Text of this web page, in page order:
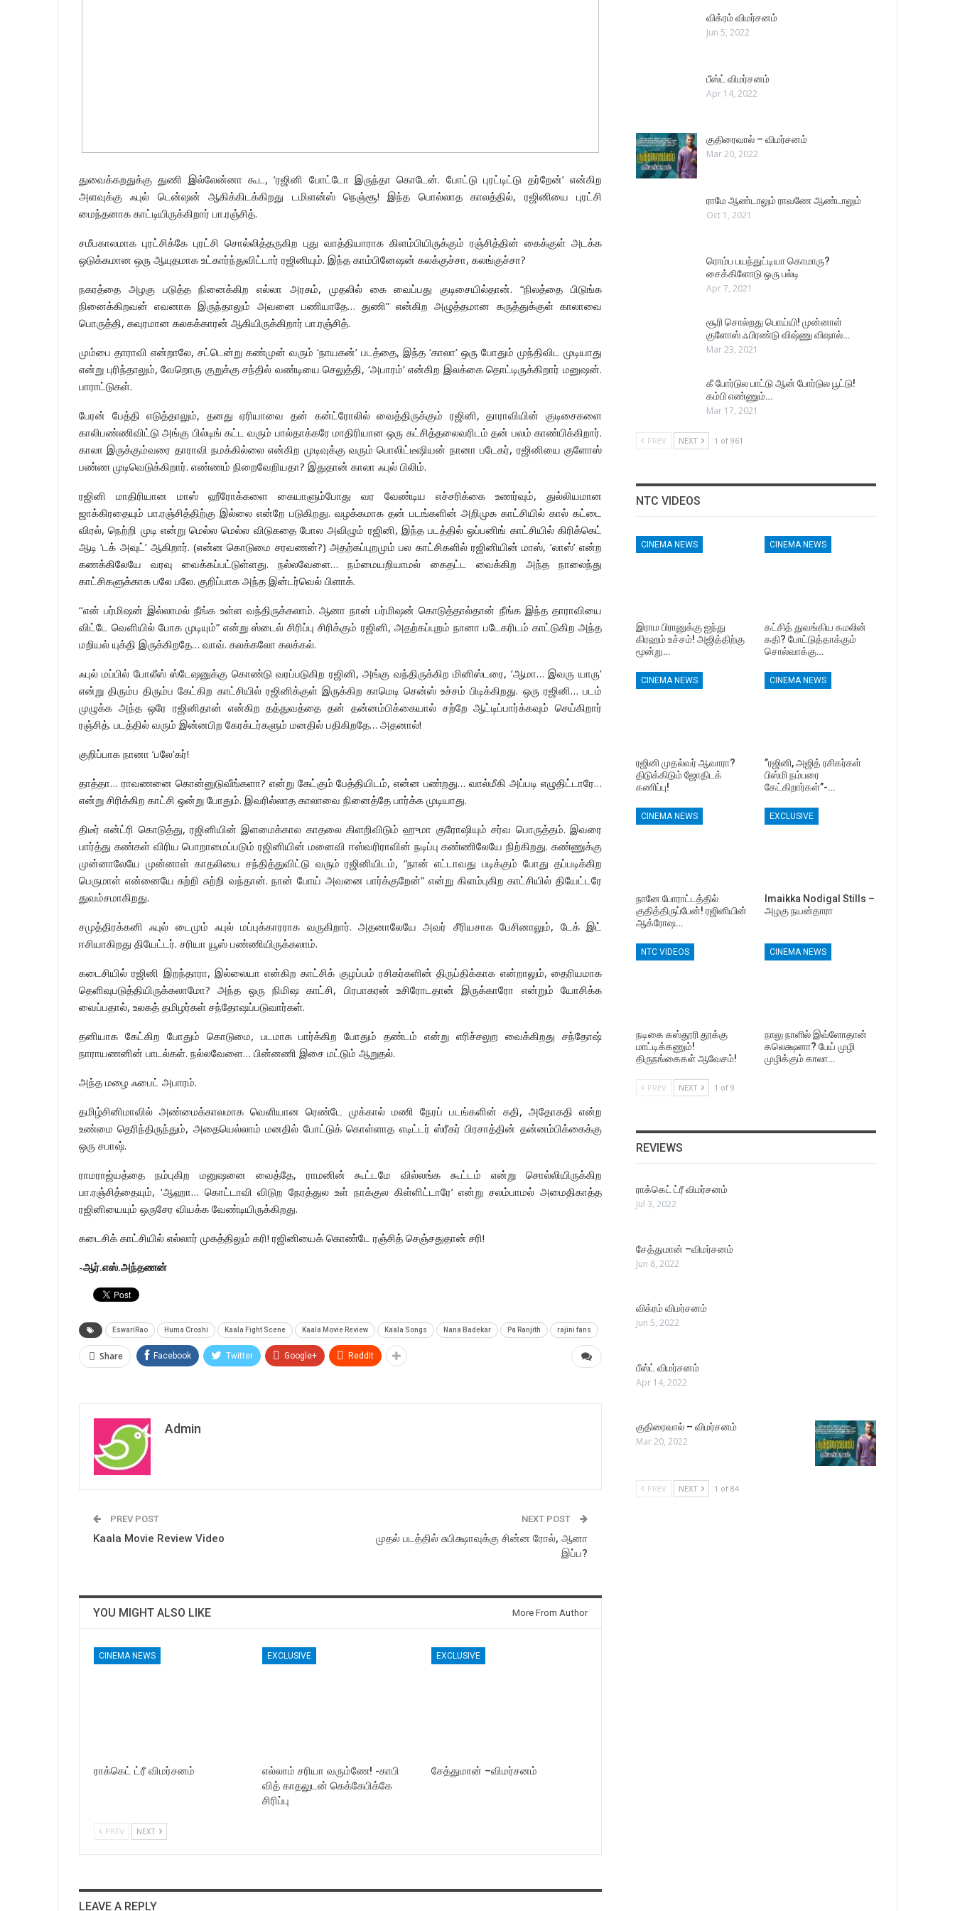
துவைக்கறதுக்கு துணி இல்லேன்னா கூட, ‘ரஜினி போட்டோ இருந்தா கொடேன். போட்டு புரட்டிட்டு தர்றேன்’ என்கிற
அளவுக்கு ஃபுல் டென்ஷன் ஆகிக்கிடக்கிறது டமிளன்ஸ் நெஞ்சூ! இந்த பொல்லாத காலத்தில், ரஜினியை புரட்சி
மைந்தனாக காட்டியிருக்கிறார் பா.ரஞ்சித்.
சமீபகாலமாக புரட்சிக்கே புரட்சி சொல்லித்தருகிற புது வாத்தியாராக கிளம்பியிருக்கும் ரஞ்சித்தின் கைக்குள் அடக்க
ஒடுக்கமான ஒரு ஆயுதமாக உட்கார்ந்துவிட்டார் ரஜினியும். இந்த காம்பினேஷன் கலக்குச்சா, கலங்குச்சா?
நகரத்தை அழகு படுத்த நினைக்கிற எல்லா அரசும், முதலில் கை வைப்பது குடிசையில்தான். “நிலத்தை பிடுங்க
நினைக்கிறவன் எவனாக இருந்தாலும் அவனை பணியாதே… துணி” என்கிற அழுத்தமான கருத்துக்குள் காலாவை
பொருத்தி, கவுரமான கலகக்காரன் ஆகியிருக்கிறார் பா.ரஞ்சித்.
மும்பை தாராவி என்றாலே, சட்டென்று கண்முன் வரும் ‘நாயகன்’ படத்தை, இந்த ‘காலா’ ஒரு போதும் முந்திவிட முடியாது
என்று புரிந்தாலும், வேறொரு குறுக்கு சந்தில் வண்டியை செலுத்தி, ‘அபாரம்’ என்கிற இலக்கை தொட்டிருக்கிறார் மனுஷன்.
பாராட்டுகள்.
பேரன் பேத்தி எடுத்தாலும், தனது ஏரியாவை தன் கன்ட்ரோலில் வைத்திருக்கும் ரஜினி, தாராவியின் குடிசைகளை
காலிபண்ணிவிட்டு அங்கு பில்டிங் கட்ட வரும் பால்தாக்கரே மாதிரியான ஒரு கட்சித்தலைவரிடம் தன் பலம் காண்பிக்கிறார்.
காலா இருக்கும்வரை தாராவி நமக்கில்லை என்கிற முடிவுக்கு வரும் பொலிட்டீஷியன் நானா படேகர், ரஜினியை குளோஸ்
பண்ண முடிவெடுக்கிறார். எண்ணம் நிறைவேறியதா? இதுதான் காலா ஃபுல் பிலிம்.
ரஜினி மாதிரியான மாஸ் ஹீரோக்களை கையாளும்போது வர வேண்டிய எச்சரிக்கை உணர்வும், துல்லியமான
ஜாக்கிரதையும் பா.ரஞ்சித்திற்கு இல்லை என்றே படுகிறது. வழக்கமாக தன் படங்களின் அறிமுக காட்சியில் கால் கட்டை
விரல், நெற்றி முடி என்று மெல்ல மெல்ல விடுகதை போல அவிழும் ரஜினி, இந்த படத்தில் ஒப்பனிங் காட்சியில் கிரிக்கெட்
ஆடி ‘டக் அவுட்’ ஆகிறார். (என்ன கொடுமை சரவணன்?) அதற்கப்புறமும் பல காட்சிகளில் ரஜினியின் மாஸ், ‘லாஸ்’ என்ற
கணக்கிலேயே வரவு வைக்கப்பட்டுள்ளது. நல்லவேளை… நம்மையறியாமல் கைதட்ட வைக்கிற அந்த நாலைந்து
காட்சிகளுக்காக பலே பலே. குறிப்பாக அந்த இன்டர்வெல் பிளாக்.
‘‘என் பர்மிஷன் இல்லாமல் நீங்க உள்ள வந்திருக்கலாம். ஆனா நான் பர்மிஷன் கொடுத்தால்தான் நீங்க இந்த தாராவியை
விட்டே வெளியில் போக முடியும்” என்று ஸ்டைல் சிரிப்பு சிரிக்கும் ரஜினி, அதற்கப்புறம் நானா படேகரிடம் காட்டுகிற அந்த
மறியல் யுக்தி இருக்கிறதே… வாவ். கலக்கலோ கலக்கல்.
ஃபுல் மப்பில் போலீஸ் ஸ்டேஷனுக்கு கொண்டு வரப்படுகிற ரஜினி, அங்கு வந்திருக்கிற மினிஸ்டரை, ‘ஆமா… இவரு யாரு’
என்று திரும்ப திரும்ப கேட்கிற காட்சியில் ரஜினிக்குள் இருக்கிற காமெடி சென்ஸ் உச்சம் பிடிக்கிறது. ஒரு ரஜினி… படம்
முழுக்க அந்த ஒரே ரஜினிதான் என்கிற தத்துவத்தை தன் தன்னம்பிக்கையால் சற்றே ஆட்டிப்பார்க்கவும் செய்கிறார்
ரஞ்சித். படத்தில் வரும் இன்னபிற கேரக்டர்களும் மனதில் பதிகிறதே… அதனால்!
குறிப்பாக நானா ‘பலே’கர்!
தாத்தா… ராவணனை கொன்னுடுவீங்களா? என்று கேட்கும் பேத்தியிடம், என்ன பண்றது… வால்மீகி அப்படி எழுதிட்டாரே…
என்று சிரிக்கிற காட்சி ஒன்று போதும். இவரில்லாத காலாவை நினைத்தே பார்க்க முடியாது.
திடீர் என்ட்ரி கொடுத்து, ரஜினியின் இளமைக்கால காதலை கிளறிவிடும் ஹுமா குரோஷியும் சர்வ பொருத்தம். இவரை
பார்த்து கண்கள் விரிய பொறாமைப்படும் ரஜினியின் மனைவி ஈஸ்வரிராவின் நடிப்பு கண்ணிலேயே நிற்கிறது. கண்ணுக்கு
முன்னாலேயே முன்னாள் காதலியை சந்தித்துவிட்டு வரும் ரஜினியிடம், “நான் எட்டாவது படிக்கும் போது தப்படிக்கிற
பெருமாள் என்னையே சுற்றி சுற்றி வந்தான். நான் போய் அவனை பார்க்குறேன்” என்று கிளம்புகிற காட்சியில் தியேட்டரே
துவம்சமாகிறது.
சமுத்திரக்கனி ஃபுல் டைமும் ஃபுல் மப்புக்காரராக வருகிறார். அதனாலேயே அவர் சீரியசாக பேசினாலும், டேக் இட்
ஈசியாகிறது தியேட்டர். சரியா யூஸ் பண்ணியிருக்கலாம்.
கடைசியில் ரஜினி இறந்தாரா, இல்லையா என்கிற காட்சிக் குழப்பம் ரசிகர்களின் திருப்திக்காக என்றாலும், தைரியமாக
தெளிவுபடுத்தியிருக்கலாமோ? அந்த ஒரு நிமிஷ காட்சி, பிரபாகரன் உசிரோடதான் இருக்காரோ என்றும் யோசிக்க
வைப்பதால், உலகத் தமிழர்கள் சந்தோஷப்படுவார்கள்.
தனியாக கேட்கிற போதும் கொடுமை, படமாக பார்க்கிற போதும் தண்டம் என்று எரிச்சலுற வைக்கிறது சந்தோஷ்
நாராயணனின் பாடல்கள். நல்லவேளை… பின்னணி இசை மட்டும் ஆறுதல்.
அந்த மழை ஃபைட் அபாரம்.
தமிழ்சினிமாவில் அண்மைக்காலமாக வெளியான ரெண்டே முக்கால் மணி நேரப் படங்களின் கதி, அதோகதி என்ற
உண்மை தெரிந்திருந்தும், அதையெல்லாம் மனதில் போட்டுக் கொள்ளாத எடிட்டர் ஸ்ரீகர் பிரசாத்தின் தன்னம்பிக்கைக்கு
ஒரு சபாஷ்.
ராமராஜ்யத்தை நம்புகிற மனுஷனை வைத்தே, ராமனின் கூட்டமே வில்லங்க கூட்டம் என்று சொல்லியிருக்கிற
பா.ரஞ்சித்தையும், ‘ஆஹா… கொட்டாவி விடுற நேரத்துல உள் நாக்குல கிள்ளிட்டாரே’ என்று சலம்பாமல் அமைதிகாத்த
ரஜினியையும் ஒருசேர வியக்க வேண்டியிருக்கிறது.
கடைசிக் காட்சியில் எல்லார் முகத்திலும் கரி! ரஜினியைக் கொண்டே ரஞ்சித் செஞ்சதுதான் சரி!
-ஆர்.எஸ்.அந்தணன்
EswariRao Huma Croshi Kaala Fight Scene Kaala Movie Review Kaala Songs Nana Badekar Pa Ranjith rajini fans
Share Facebook Twitter Google+ ReddIt
Admin
PREV POST
Kaala Movie Review Video
NEXT POST
முதல் படத்தில் சுபிக்ஷாவுக்கு சின்ன ரோல், ஆனா
இப்ப?
YOU MIGHT ALSO LIKE More From Author
CINEMA NEWS
ராக்கெட் ட்ரீ விமர்சனம்
EXCLUSIVE
எல்லாம் சரியா வரும்ணே! -காபி
வித் காதலுடன் கெக்கேபிக்கே
சிரிப்பு
EXCLUSIVE
சேத்துமான் –விமர்சனம்
PREV NEXT
LEAVE A REPLY
விக்ரம் விமர்சனம்
Jun 5, 2022
பீஸ்ட் விமர்சனம்
Apr 14, 2022
குதிரைவால் – விமர்சனம்
Mar 20, 2022
ராமே ஆண்டாலும் ராவணே ஆண்டாலும்
Oct 1, 2021
ரொம்ப பயந்துட்டியா கொமாரு?
சைக்கிளோடு ஒரு பல்டி
Apr 7, 2021
சூரி சொல்றது பொய்யி! முன்னாள்
குளோஸ் ஃபிரண்டு விஷ்ணு விஷால்…
Mar 23, 2021
கீ போர்டுல பாட்டு ஆன் போர்டுல பூட்டு!
கம்பி எண்ணும்…
Mar 17, 2021
PREV NEXT 1 of 961
NTC VIDEOS
CINEMA NEWS
இராம பிரானுக்கு ஐந்து
கிரஹம் உச்சம்! அஜித்திற்கு
மூன்று…
CINEMA NEWS
கட்சித் துவங்கிய கமலின்
கதி? போட்டுத்தாக்கும்
சொல்வாக்கு…
CINEMA NEWS
ரஜினி முதல்வர் ஆவாரா?
திடுக்கிடும் ஜோதிடக்
கணிப்பு!
CINEMA NEWS
”ரஜினி, அஜித் ரசிகர்கள்
பிஸ்மி நம்பரை
கேட்கிறார்கள்”-…
CINEMA NEWS
நானே போராட்டத்தில்
குதித்திருப்பேன்! ரஜினியின்
ஆக்ரோஷ…
EXCLUSIVE
Imaikka Nodigal Stills –
அழகு நயன்தாரா
NTC VIDEOS
நடிகை கஸ்தூரி தூக்கு
மாட்டிக்கணும்!
திருநங்கைகள் ஆவேசம்!
CINEMA NEWS
நாலு நாளில் இவ்ளோதான்
கலெக்ஷனா? பேய் முழி
முழிக்கும் காலா…
PREV NEXT 1 of 9
REVIEWS
ராக்கெட் ட்ரீ விமர்சனம்
Jul 3, 2022
சேத்துமான் –விமர்சனம்
Jun 8, 2022
விக்ரம் விமர்சனம்
Jun 5, 2022
பீஸ்ட் விமர்சனம்
Apr 14, 2022
குதிரைவால் – விமர்சனம்
Mar 20, 2022
PREV NEXT 1 of 84